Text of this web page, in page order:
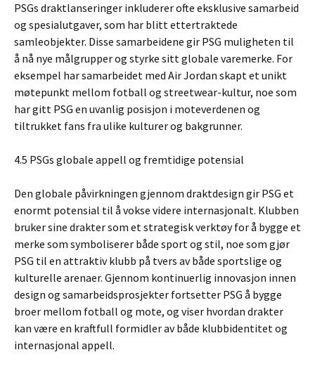
PSGs draktlanseringer inkluderer ofte eksklusive samarbeid
og spesialutgaver, som har blitt ettertraktede
samleobjekter. Disse samarbeidene gir PSG muligheten til
å nå nye målgrupper og styrke sitt globale varemerke. For
eksempel har samarbeidet med Air Jordan skapt et unikt
møtepunkt mellom fotball og streetwear-kultur, noe som
har gitt PSG en uvanlig posisjon i moteverdenen og
tiltrukket fans fra ulike kulturer og bakgrunner.
4.5 PSGs globale appell og fremtidige potensial
Den globale påvirkningen gjennom draktdesign gir PSG et
enormt potensial til å vokse videre internasjonalt. Klubben
bruker sine drakter som et strategisk verktøy for å bygge et
merke som symboliserer både sport og stil, noe som gjør
PSG til en attraktiv klubb på tvers av både sportslige og
kulturelle arenaer. Gjennom kontinuerlig innovasjon innen
design og samarbeidsprosjekter fortsetter PSG å bygge
broer mellom fotball og mote, og viser hvordan drakter
kan være en kraftfull formidler av både klubbidentitet og
internasjonal appell.